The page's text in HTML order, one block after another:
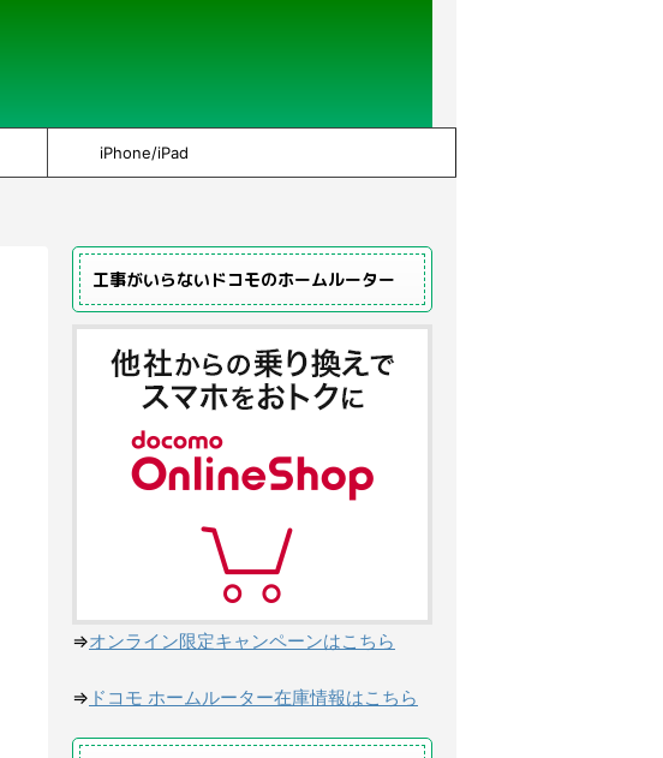
iPhone/iPad
工事がいらないドコモのホームルーター
⇒オンライン限定キャンペーンはこちら
⇒ ドコモ ホームルーター在庫情報はこちら